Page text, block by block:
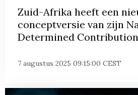
Zuid-Afrika heeft een
conceptversie van zijn
Determined Contribution
7 augustus 2025 09:15:00 CEST